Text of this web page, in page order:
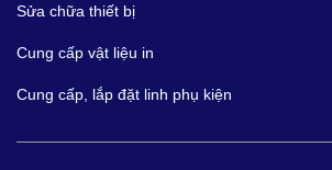
Sửa chữa thiết bị
Cung cấp vật liệu in
Cung cấp, lắp đặt linh phụ kiện